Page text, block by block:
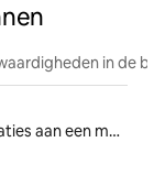
in de
Accommodaties aan een meer